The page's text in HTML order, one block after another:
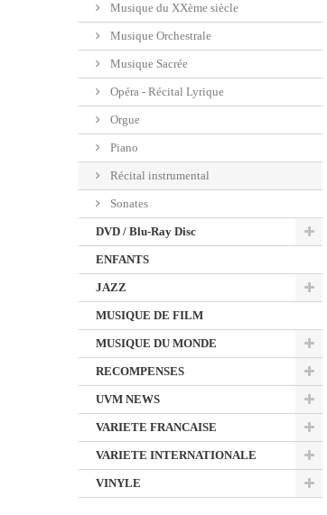
Musique du XXème siècle
Musique Orchestrale
Musique Sacrée
Opéra - Récital Lyrique
Orgue
Piano
Récital instrumental
Sonates
DVD / Blu-Ray Disc
ENFANTS
JAZZ
MUSIQUE DE FILM
MUSIQUE DU MONDE
RECOMPENSES
UVM NEWS
VARIETE FRANCAISE
VARIETE INTERNATIONALE
VINYLE